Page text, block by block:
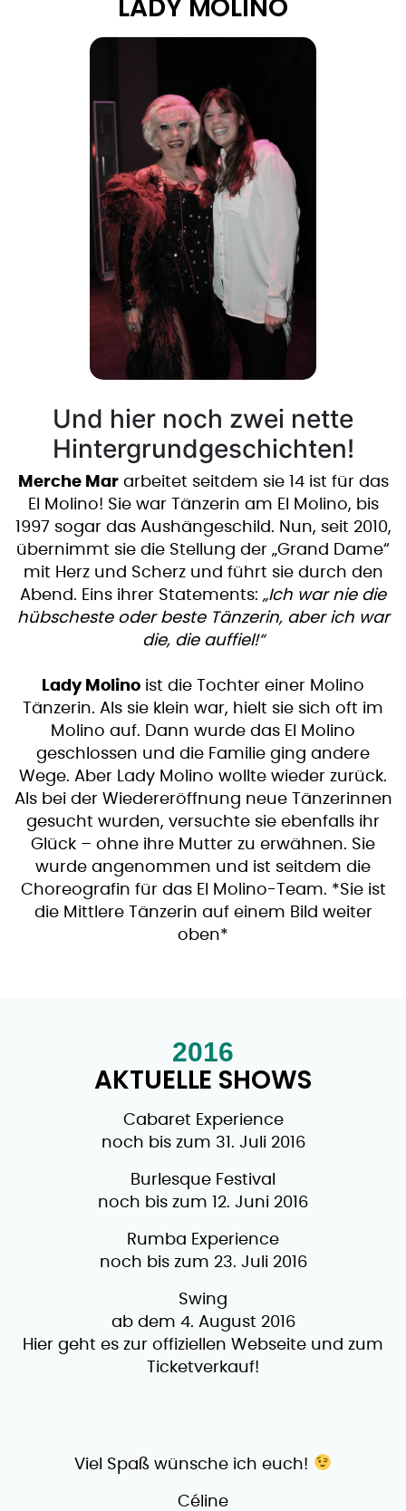
LADY MOLINO
Und hier noch zwei nette
Hintergrundgeschichten!
Merche Mararbeitet seitdem sie 14 ist für das
El Molino! Sie war Tänzerin am El Molino, bis
1997 sogar das Aushängeschild. Nun, seit 2010,
übernimmt sie die Stellung der „Grand Dame“
mit Herz und Scherz und führt sie durch den
Abend. Eins ihrer Statements: „Ich war nie die
hübscheste oder beste Tänzerin, aber ich war
die, die auffiel!“
Lady Molino ist die Tochter einer Molino
Tänzerin. Als sie klein war, hielt sie sich oft im
Molino auf. Dann wurde das El Molino
geschlossen und die Familie ging andere
Wege. Aber Lady Molino wollte wieder zurück.
Als bei der Wiedereröffnung neue Tänzerinnen
gesucht wurden, versuchte sie ebenfalls ihr
Glück – ohne ihre Mutter zu erwähnen. Sie
wurde angenommen und ist seitdem die
Choreografin für das El Molino-Team. *Sie ist
die Mittlere Tänzerin auf einem Bild weiter
oben*
2016
AKTUELLE SHOWS
Cabaret Experience
noch bis zum 31. Juli 2016
​Burlesque Festival
noch bis zum 12. Juni 2016
Rumba Experience
noch bis zum 23. Juli 2016
Swing
ab dem 4. August 2016
​Hier geht es zur offiziellen Webseite und zum
Ticketverkauf!
Viel Spaß wünsche ich euch!
​Céline